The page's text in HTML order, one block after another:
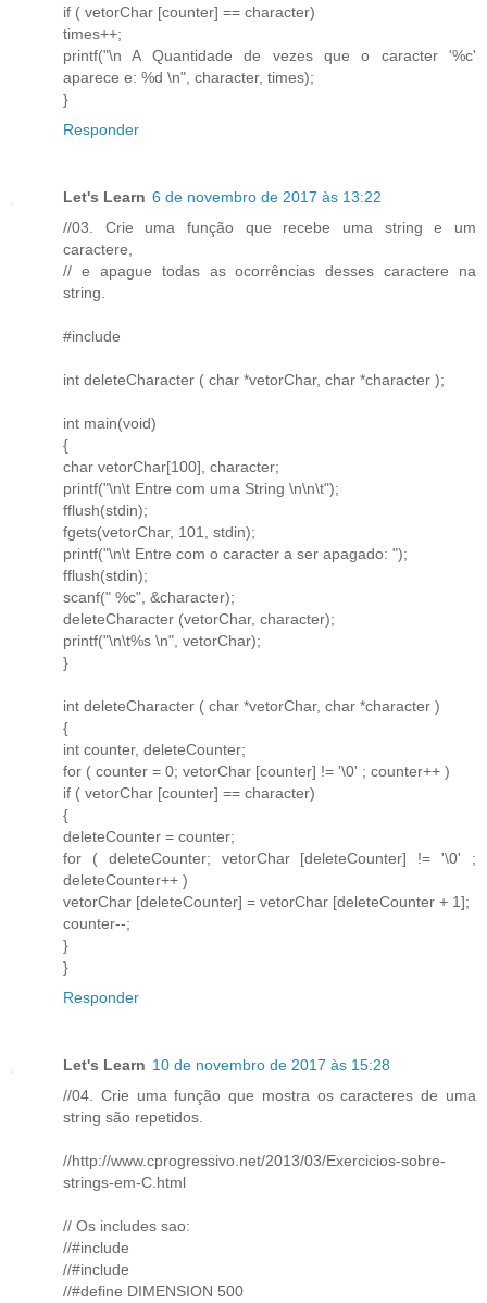
if ( vetorChar [counter] == character)
times++;
printf("\n A Quantidade de vezes que o caracter '%c'
aparece e: %d \n", character, times);
}
Responder
Let's Learn 6 de novembro de 2017 às 13:22
//03. Crie uma função que recebe uma string e um
caractere,
// e apague todas as ocorrências desses caractere na
string.
#include
int deleteCharacter ( char *vetorChar, char *character );
int main(void)
{
char vetorChar[100], character;
printf("\n\t Entre com uma String \n\n\t");
fflush(stdin);
fgets(vetorChar, 101, stdin);
printf("\n\t Entre com o caracter a ser apagado: ");
fflush(stdin);
scanf(" %c", &character);
deleteCharacter (vetorChar, character);
printf("\n\t%s \n", vetorChar);
}
int deleteCharacter ( char *vetorChar, char *character )
{
int counter, deleteCounter;
for ( counter = 0; vetorChar [counter] != '\0' ; counter++ )
if ( vetorChar [counter] == character)
{
deleteCounter = counter;
for ( deleteCounter; vetorChar [deleteCounter] != '\0' ;
deleteCounter++ )
vetorChar [deleteCounter] = vetorChar [deleteCounter + 1];
counter--;
}
}
Responder
Let's Learn 10 de novembro de 2017 às 15:28
//04. Crie uma função que mostra os caracteres de uma
string são repetidos.
//http://www.cprogressivo.net/2013/03/Exercicios-sobre-
strings-em-C.html
// Os includes sao:
//#include
//#include
//#define DIMENSION 500